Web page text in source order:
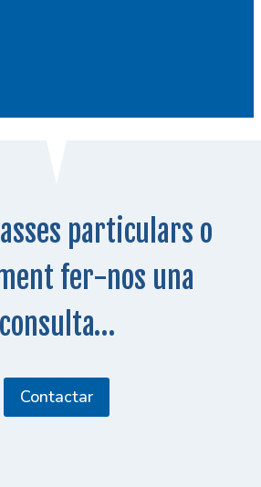
particulars o
fer-nos una
consulta…
Contactar